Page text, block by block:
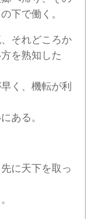
下で働く。
それどころか
を熟知した
く、機転が利
ある。
に天下を取っ